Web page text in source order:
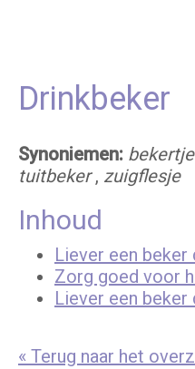
Drinkbeker
Synoniemen: bekertje
tuitbeker, zuigflesje
Inhoud
Liever een beker
Zorg goed voor
Liever een beker
« Terug naar het